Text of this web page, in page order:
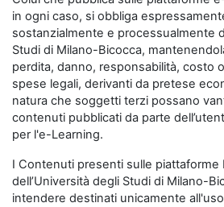
in ogni caso, si obbliga
sostanzialmente e processualmente
Studi di Milano-Bicocca,
perdita, danno, responsabilità, costo
spese legali, derivanti da pretese
natura che soggetti terzi possano
contenuti pubblicati da parte
per l'e-Learning.
I Contenuti presenti sulle piattaforme
dell’Università degli Studi di Milano-
intendere destinati unicamente